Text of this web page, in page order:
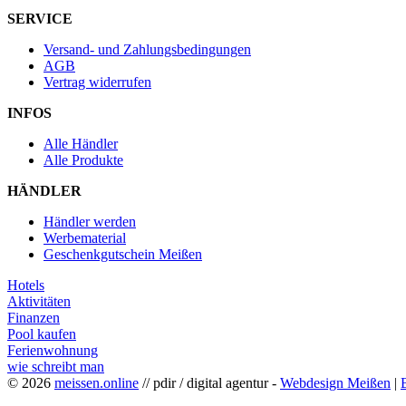
SERVICE
Versand- und Zahlungsbedingungen
AGB
Vertrag widerrufen
INFOS
Alle Händler
Alle Produkte
HÄNDLER
Händler werden
Werbematerial
Geschenkgutschein Meißen
Hotels
Aktivitäten
Finanzen
Pool kaufen
Ferienwohnung
wie schreibt man
© 2026 meissen.online // pdir / digital agentur - Webdesign Meißen |